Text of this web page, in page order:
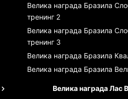
Велика награда Бразила
тренинг 2
Велика награда Бразила
тренинг 3
Велика награда Бразила
Велика награда Бразила
Велика награда Лас